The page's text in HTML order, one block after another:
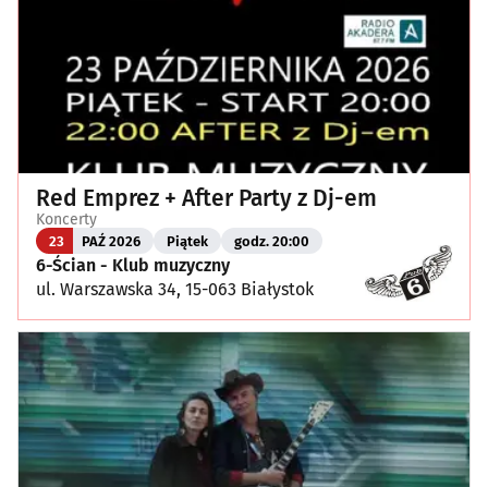
Red Emprez + After Party z Dj-em
Koncerty
23 PAŹ 2026 Piątek godz. 20:00
6-Ścian - Klub muzyczny
ul. Warszawska 34, 15-063 Białystok